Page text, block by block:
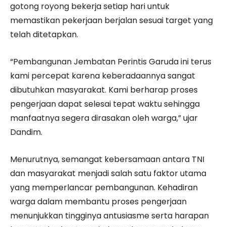
gotong royong bekerja setiap hari untuk
memastikan pekerjaan berjalan sesuai target yang
telah ditetapkan.
“Pembangunan Jembatan Perintis Garuda ini terus
kami percepat karena keberadaannya sangat
dibutuhkan masyarakat. Kami berharap proses
pengerjaan dapat selesai tepat waktu sehingga
manfaatnya segera dirasakan oleh warga,” ujar
Dandim.
Menurutnya, semangat kebersamaan antara TNI
dan masyarakat menjadi salah satu faktor utama
yang memperlancar pembangunan. Kehadiran
warga dalam membantu proses pengerjaan
menunjukkan tingginya antusiasme serta harapan